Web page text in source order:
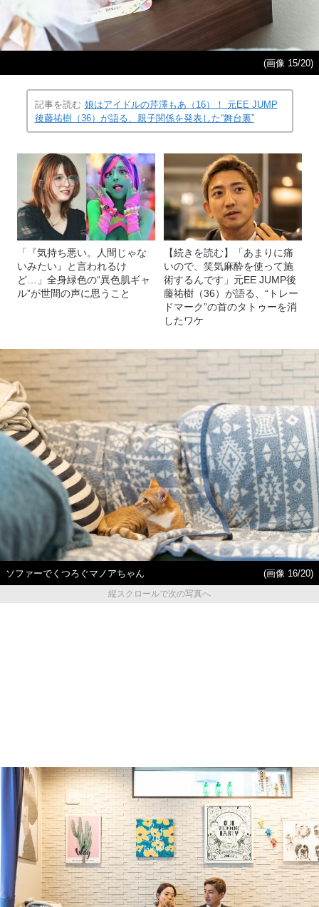
(画像 15/20)
記事を読む 娘はアイドルの芹澤もあ（16）！ 元EE JUMP
後藤祐樹（36）が語る、親子関係を発表した“舞台裏”
「『気持ち悪い。人間じゃな
いみたい』と言われるけ
ど…」全身緑色の“異色肌ギャ
ル”が世間の声に思うこと
【続きを読む】「あまりに痛
いので、笑気麻酔を使って施
術するんです」元EE JUMP後
藤祐樹（36）が語る、“トレー
ドマーク”の首のタトゥーを消
したワケ
ソファーでくつろぐマノアちゃん
(画像 16/20)
縦スクロールで次の写真へ